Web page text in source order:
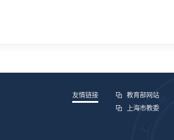
友情链接 教育部网站
上海市教委